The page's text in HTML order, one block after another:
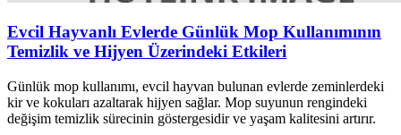
Evcil Hayvanlı Evlerde Günlük Mop Kullanımının
Temizlik ve Hijyen Üzerindeki Etkileri
Günlük mop kullanımı, evcil hayvan bulunan evlerde zeminlerdeki
kir ve kokuları azaltarak hijyen sağlar. Mop suyunun rengindeki
değişim temizlik sürecinin göstergesidir ve yaşam kalitesini artırır.